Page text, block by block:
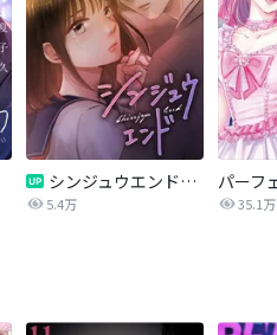
シンジュウエンド【タテヨミ】
5.4万 35.1万